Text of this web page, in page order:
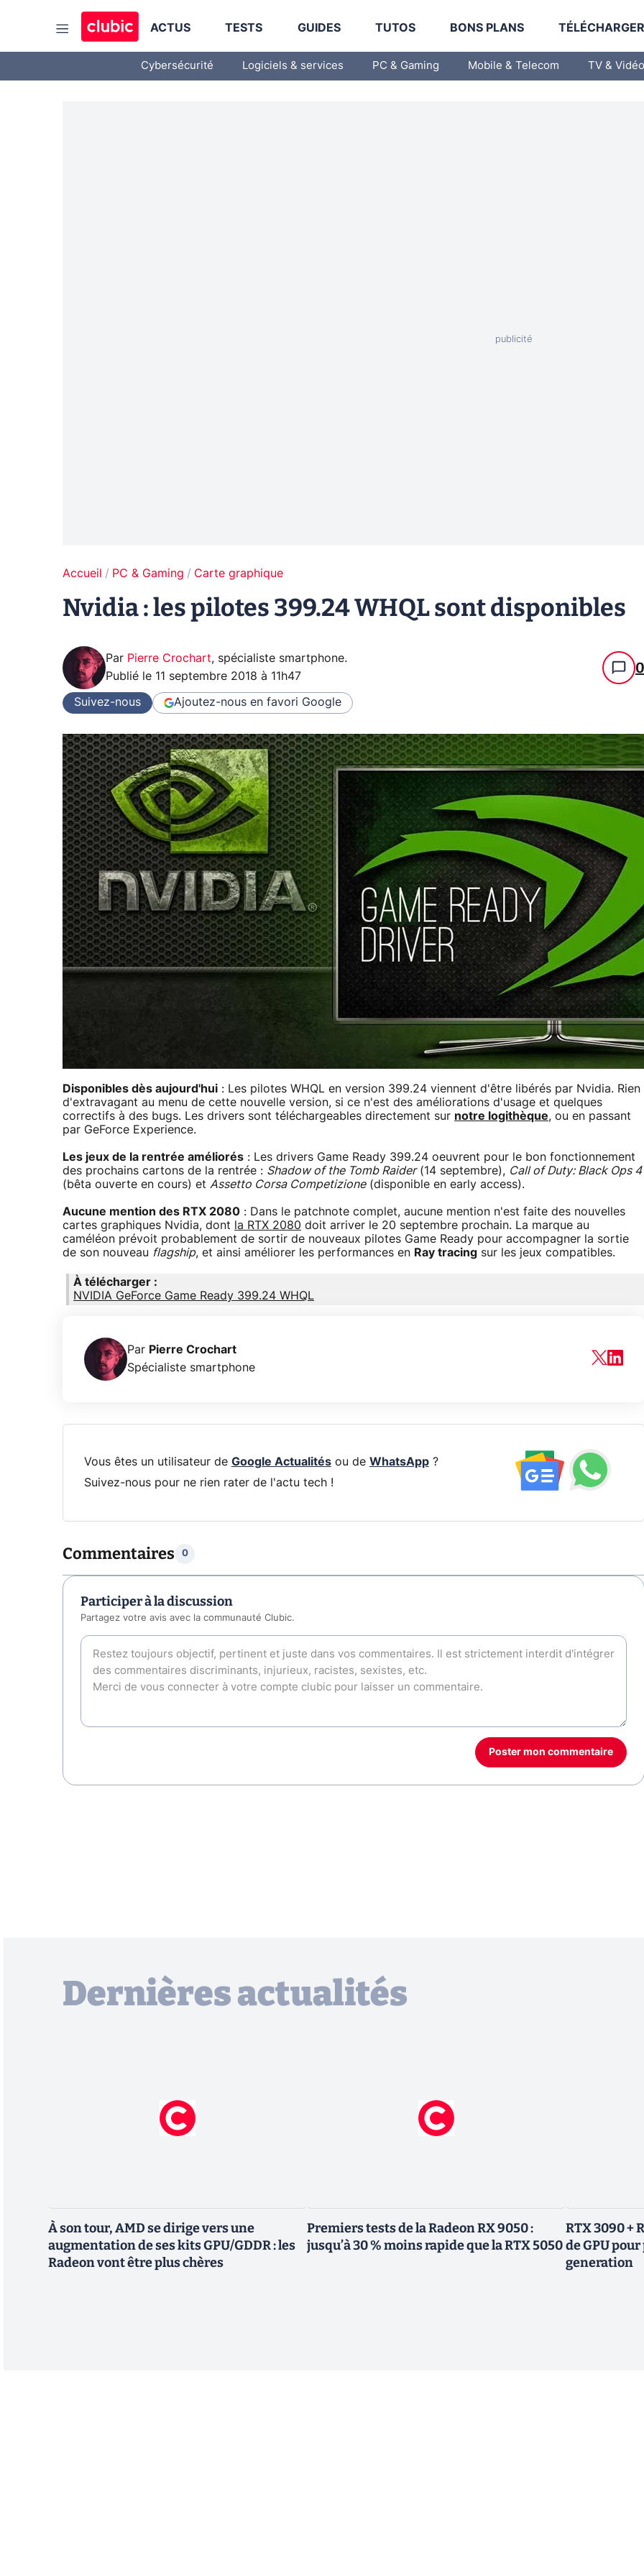
ACTUS TESTS GUIDES TUTOS BONS PLANS
Cybersécurité Logiciels & services PC & Gaming Mobile & Telecom TV & Vidéo
Accueil PC & Gaming Carte graphique
Nvidia : les pilotes 399.24 WHQL sont disponibles
Par Pierre Crochart, spécialiste smartphone.
Publié le 11 septembre 2018 à 11h47 0
Suivez-nous Ajoutez-nous en favori Google
Disponibles dès aujourd'hui : Les pilotes WHQL en version 399.24 viennent d'être libérés par Nvidia. Rien
d'extravagant au menu de cette nouvelle version, si ce n'est des améliorations d'usage et quelques
correctifs à des bugs. Les drivers sont téléchargeables directement sur notre logithèque, ou en passant
par GeForce Experience.
Les jeux de la rentrée améliorés : Les drivers Game Ready 399.24 oeuvrent pour le bon fonctionnement
des prochains cartons de la rentrée : Shadow of the Tomb Raider(14 septembre), Call of Duty: Black Ops 4
(bêta ouverte en cours) et Assetto Corsa Competizione(disponible en early access).
Aucune mention des RTX 2080 : Dans le patchnote complet, aucune mention n'est faite des nouvelles
cartes graphiques Nvidia, dont
la RTX 2080 doit arriver le 20 septembre prochain. La marque au
caméléon prévoit probablement de sortir de nouveaux pilotes Game Ready pour accompagner la sortie
de son nouveau flagship, et ainsi améliorer les performances en Ray tracing sur les jeux compatibles.
À télécharger :
NVIDIA GeForce Game Ready 399.24 WHQL
Par Pierre Crochart
Spécialiste smartphone
Vous êtes un utilisateur de Google Actualitésou de WhatsApp?
Suivez-nous pour ne rien rater de l'actu tech !
Commentaires 0
Participer à la discussion
Partagez votre avis avec la communauté Clubic.
Poster mon commentaire
Dernières actualités
À son tour, AMD se dirige vers une
augmentation de ses kits GPU/GDDR : les
Radeon vont être plus chères
Premiers tests de la Radeon RX 9050 :
jusqu’à 30 % moins rapide que la RTX 5050
RTX 3090 +
de GPU
generation